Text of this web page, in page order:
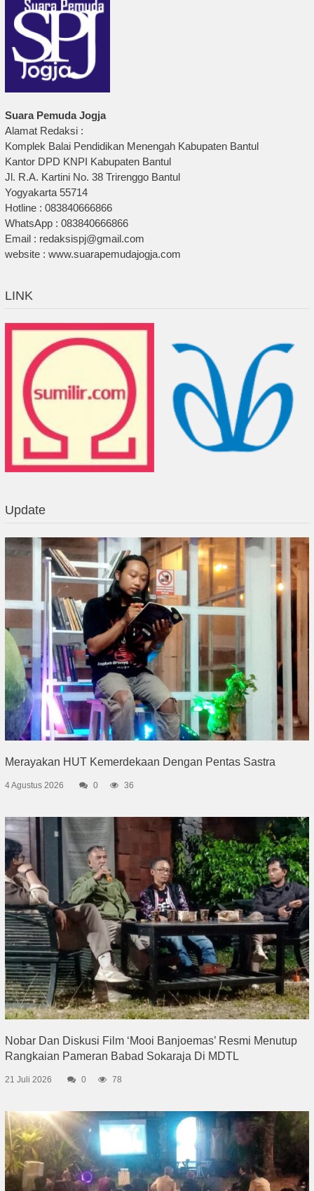
Suara Pemuda Jogja
Alamat Redaksi :
Komplek Balai Pendidikan Menengah Kabupaten Bantul
Kantor DPD KNPI Kabupaten Bantul
Jl. R.A. Kartini No. 38 Trirenggo Bantul
Yogyakarta 55714
Hotline : 083840666866
WhatsApp : 083840666866
Email : redaksispj@gmail.com
website : www.suarapemudajogja.com
LINK
Update
Merayakan HUT Kemerdekaan Dengan Pentas Sastra
4 Agustus 2026 0 36
Nobar Dan Diskusi Film ‘Mooi Banjoemas’ Resmi Menutup
Rangkaian Pameran Babad Sokaraja Di MDTL
21 Juli 2026 0 78